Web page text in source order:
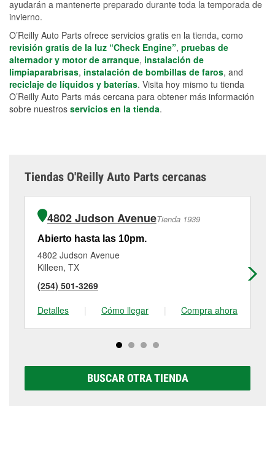
ayudarán a mantenerte preparado durante toda la temporada de
invierno.
O’Reilly Auto Parts ofrece servicios gratis en la tienda, como
revisión gratis de la luz “Check Engine”, pruebas de
alternador y motor de arranque, instalación de
limpiaparabrisas, instalación de bombillas de faros, and
reciclaje de líquidos y baterías. Visita hoy mismo tu tienda
O’Reilly Auto Parts más cercana para obtener más información
sobre nuestros servicios en la tienda.
Tiendas O'Reilly Auto Parts cercanas
4802 Judson AvenueTienda 1939
Abierto hasta las 10pm.
4802 Judson Avenue
Killeen, TX
(254) 501-3269
Detalles
| Cómo llegar | Compra ahora
BUSCAR OTRA TIENDA